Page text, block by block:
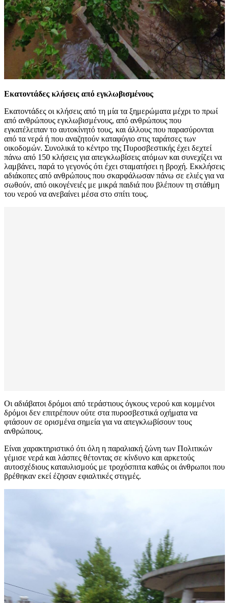
Εκατοντάδες κλήσεις από εγκλωβισμένους
Εκατοντάδες οι κλήσεις από τη μία τα ξημερώματα μέχρι το πρωί
από ανθρώπους εγκλωβισμένους, από ανθρώπους που
εγκατέλειπαν το αυτοκίνητό τους, και άλλους που παρασύρονται
από τα νερά ή που αναζητούν καταφύγιο στις ταράτσες των
οικοδομών. Συνολικά το κέντρο της Πυροσβεστικής έχει δεχτεί
πάνω από 150 κλήσεις για απεγκλωβίσεις ατόμων και συνεχίζει να
λαμβάνει, παρά το γεγονός ότι έχει σταματήσει η βροχή. Εκκλήσεις
αδιάκοπες από ανθρώπους που σκαρφάλωσαν πάνω σε ελιές για να
σωθούν, από οικογένειές με μικρά παιδιά που βλέπουν τη στάθμη
του νερού να ανεβαίνει μέσα στο σπίτι τους.
Οι αδιάβατοι δρόμοι από τεράστιους όγκους νερού και κομμένοι
δρόμοι δεν επιτρέπουν ούτε στα πυροσβεστικά οχήματα να
φτάσουν σε ορισμένα σημεία για να απεγκλωβίσουν τους
ανθρώπους.
Είναι χαρακτηριστικό ότι όλη η παραλιακή ζώνη των Πολιτικών
γέμισε νερά και λάσπες θέτοντας σε κίνδυνο και αρκετούς
αυτοσχέδιους καταυλισμούς με τροχόσπιτα καθώς οι άνθρωποι που
βρέθηκαν εκεί έζησαν εφιαλτικές στιγμές.